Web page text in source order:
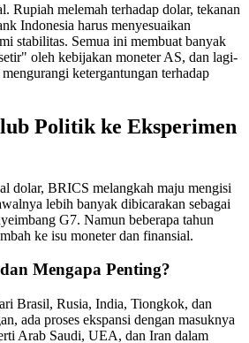
Rupiah melemah terhadap dolar, tekanan
Indonesia harus menyesuaikan
stabilitas. Semua ini membuat banyak
oleh kebijakan moneter AS, dan lagi-
ketergantungan terhadap
Politik ke Eksperimen
dolar, BRICS melangkah maju mengisi
lebih banyak dibicarakan sebagai
G7. Namun beberapa tahun
ke isu moneter dan finansial.
Mengapa Penting?
Brasil, Rusia, India, Tiongkok, dan
ada proses ekspansi dengan masuknya
Arab Saudi, UEA, dan Iran dalam